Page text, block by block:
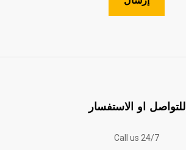
للتواصل او الاستفسار
Call us 24/7